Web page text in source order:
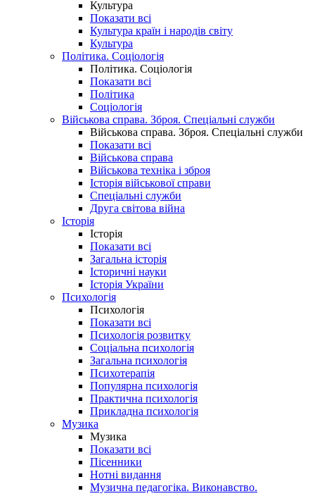
Культура
Показати всі
Культура країн і народів світу
Культура
Політика. Соціологія
Політика. Соціологія
Показати всі
Політика
Соціологія
Військова справа. Зброя. Спеціальні служби
Військова справа. Зброя. Спеціальні служби
Показати всі
Військова справа
Військова техніка і зброя
Історія військової справи
Спеціальні служби
Друга світова війна
Історія
Історія
Показати всі
Загальна історія
Історичні науки
Історія України
Психологія
Психологія
Показати всі
Психологія розвитку
Соціальна психологія
Загальна психологія
Психотерапія
Популярна психологія
Практична психологія
Прикладна психологія
Музика
Музика
Показати всі
Пісенники
Нотні видання
Музична педагогіка. Виконавство.